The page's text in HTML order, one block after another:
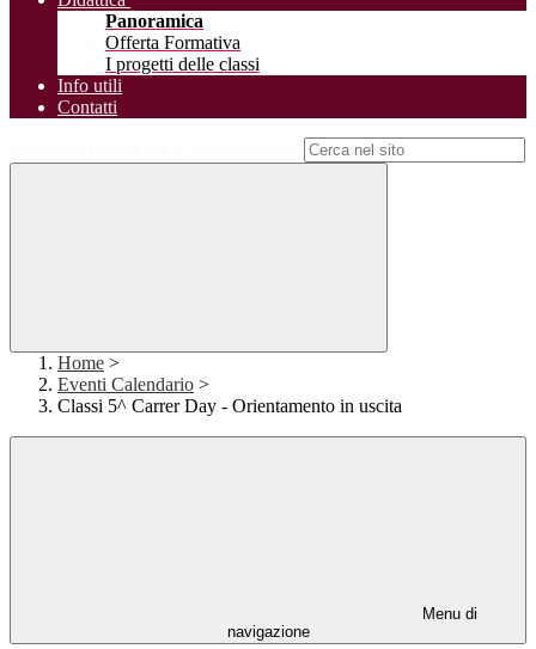
Panoramica
Offerta Formativa
I progetti delle classi
Info utili
Contatti
Home >
Eventi Calendario >
Classi 5^ Carrer Day - Orientamento in uscita
Menu di
navigazione